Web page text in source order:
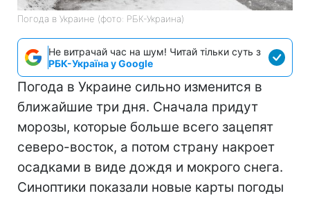
Погода в Украине (фото: РБК-Украина)
Не витрачай час на шум! Читай тільки суть з
РБК-Україна у Google
Погода в Украине сильно изменится в
ближайшие три дня. Сначала придут
морозы, которые больше всего зацепят
северо-восток, а потом страну накроет
осадками в виде дождя и мокрого снега.
Синоптики показали новые карты погоды